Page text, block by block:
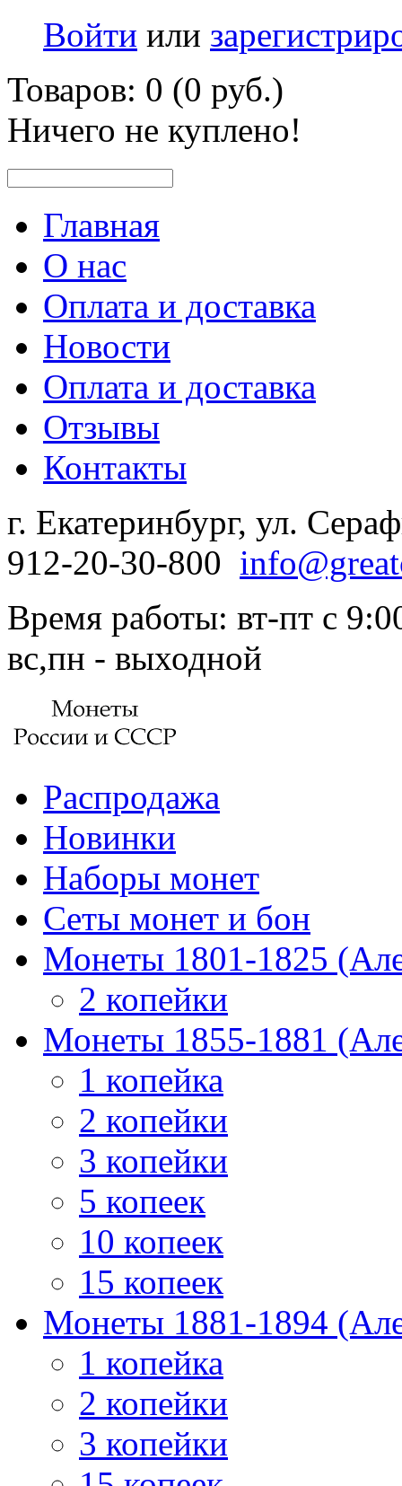
Войти или
Товаров: 0 (0 руб.)
Ничего не куплено!
Главная
О нас
Оплата и доставка
Новости
Оплата и доставка
Отзывы
Контакты
г. Екатеринбург, ул.
912-20-30-800
Время работы: вт-пт с
вс,пн - выходной
Распродажа
Новинки
Наборы монет
Сеты монет и бон
Монеты 1801-1825
2 копейки
Монеты 1855-1881
1 копейка
2 копейки
3 копейки
5 копеек
10 копеек
15 копеек
Монеты 1881-1894
1 копейка
2 копейки
3 копейки